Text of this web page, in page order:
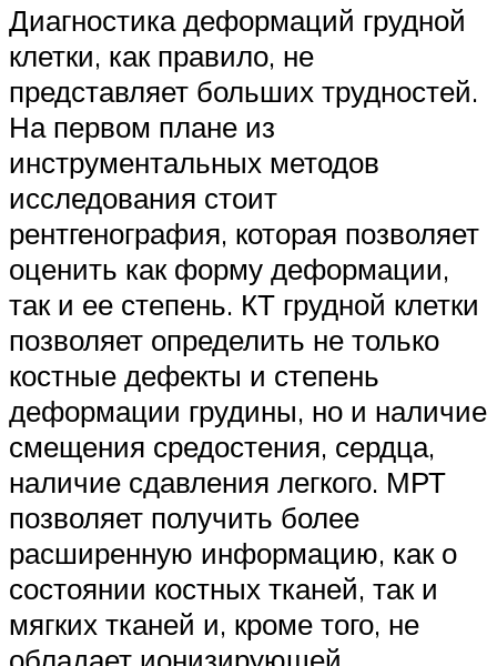
Диагностика деформаций грудной
клетки, как правило, не
представляет больших трудностей.
На первом плане из
инструментальных методов
исследования стоит
рентгенография, которая позволяет
оценить как форму деформации,
так и ее степень. КТ грудной клетки
позволяет определить не только
костные дефекты и степень
деформации грудины, но и наличие
смещения средостения, сердца,
наличие сдавления легкого. МРТ
позволяет получить более
расширенную информацию, как о
состоянии костных тканей, так и
мягких тканей и, кроме того, не